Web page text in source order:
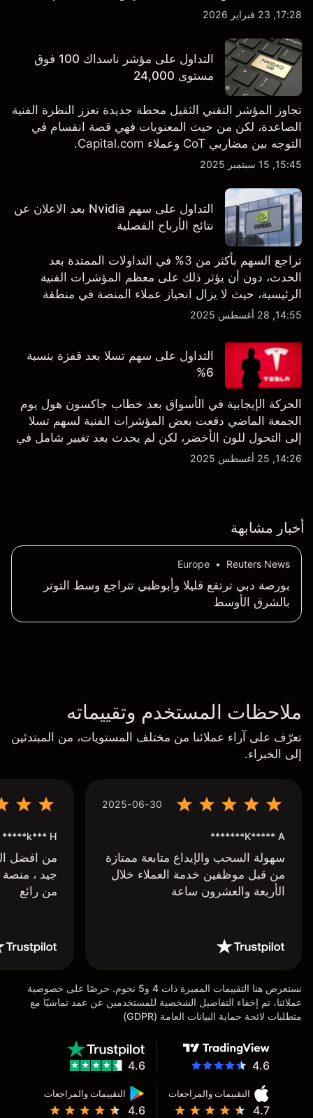
والتطورات في التكنولوجيا والتصنيع. استكشف أهداف أسعار
17:28, 23 فبراير 2026
التداول على مؤشر ناسداك 100 فوق
مستوى 24,000
تجاوز المؤشر التقني الثقيل محطة جديدة تعزز النظرة الفنية
الصاعدة، لكن من حيث المعنويات فهي قصة انقسام في
التوجه بين مضاربي CoT وعملاء Capital.com.
15:45, 15 سبتمبر 2025
التداول على سهم Nvidia بعد الاعلان عن
نتائج الأرباح الفصلية
تراجع السهم بأكثر من 3% في التداولات الممتدة بعد
الحدث، دون أن يؤثر ذلك على معظم المؤشرات الفنية
الرئيسية، حيث لا يزال انحياز عملاء المنصة في منطقة
الشراء المفرط.
14:55, 28 أغسطس 2025
التداول على سهم تسلا بعد قفزة بنسبة
6%
الحركة الإيجابية في الأسواق بعد خطاب جاكسون هول يوم
الجمعة الماضي دفعت بعض المؤشرات الفنية لسهم تسلا
إلى التحول للون الأخضر، لكن لم يحدث بعد تغيير شامل في
النظرة الفنية سواء على الإطار اليومي أو الأسبوعي.
14:26, 25 أغسطس 2025
أخبار مشابهة
Reuters News
•
Europe
بورصة دبي ترتفع قليلا وأبوظبي تتراجع وسط التوتر
بالشرق الأوسط
ملاحظات المستخدم وتقييماته
تعرّف على آراء عملائنا من مختلف المستويات، من المبتدئين
إلى الخبراء.
2025-06-30
K***** A*******
سهولة السحب والإيداع متابعة ممتازة
من قبل موظفين خدمة العملاء خلال
الأربعة والعشرون ساعة
k*** H*****
من افضل
جيد ،
من رائع
نستعرض هنا التقييمات المميزة ذات 4 و5 نجوم. حرصًا على خصوصية
عملائنا، تم إخفاء التفاصيل الشخصية للمستخدمين عن عمد تماشيًا مع
متطلبات لائحة حماية البيانات العامة (GDPR)
4.6
التقييمات والمراجعات
4.7
التقييمات والمراجعات
4.6
4.6